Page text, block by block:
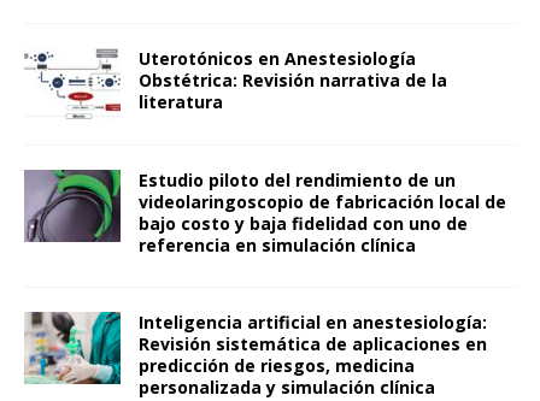
Uterotónicos en Anestesiología
Obstétrica: Revisión narrativa de la
literatura
Estudio piloto del rendimiento de un
videolaringoscopio de fabricación local de
bajo costo y baja fidelidad con uno de
referencia en simulación clínica
Inteligencia artificial en anestesiología:
Revisión sistemática de aplicaciones en
predicción de riesgos, medicina
personalizada y simulación clínica